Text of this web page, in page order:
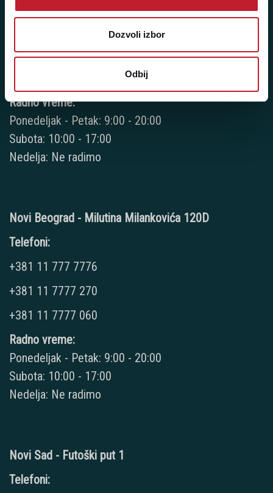
Dozvoli izbor
Odbij
+381 11 2688 068
Radno vreme:
Ponedeljak - Petak: 9:00 - 20:00
Subota: 10:00 - 17:00
Nedelja: Ne radimo
Novi Beograd - Milutina Milankovića 120D
Telefoni:
+381 11 777 7776
+381 11 7777 270
+381 11 7777 060
Radno vreme:
Ponedeljak - Petak: 9:00 - 20:00
Subota: 10:00 - 17:00
Nedelja: Ne radimo
Novi Sad - Futoški put 1
Telefoni: